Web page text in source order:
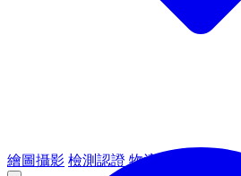
繪圖攝影 檢測認證 物流倉儲